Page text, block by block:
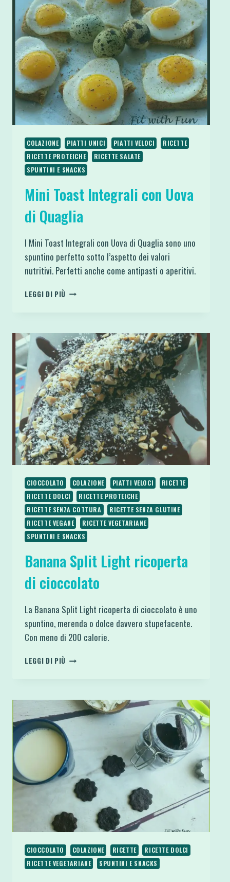
SALSA
TZATZIKI
COLAZIONE PIATTI UNICI PIATTI VELOCI
RICETTE
RICETTE PROTEICHE
RICETTE SALATE
SPUNTINI E SNACKS
Mini Toast Integrali con Uova
di Quaglia
I Mini Toast Integrali con Uova di Quaglia sono uno
spuntino perfetto sotto l’aspetto dei valori
nutritivi. Perfetti anche come antipasti o aperitivi.
LEGGI DI PIÙ MINI
UOVA
DI
QUAGLIA
CIOCCOLATO COLAZIONE PIATTI VELOCI
RICETTE
RICETTE DOLCI
RICETTE PROTEICHE
RICETTE SENZA COTTURA
RICETTE SENZA GLUTINE
RICETTE VEGANE
RICETTE VEGETARIANE
SPUNTINI E SNACKS
Banana Split Light ricoperta
di cioccolato
La Banana Split Light ricoperta di cioccolato è uno
spuntino, merenda o dolce davvero stupefacente.
Con meno di 200 calorie.
LEGGI DI PIÙ BANANA
DI
CIOCCOLATO
CIOCCOLATO COLAZIONE RICETTE
RICETTE DOLCI
RICETTE VEGETARIANE
SPUNTINI E SNACKS